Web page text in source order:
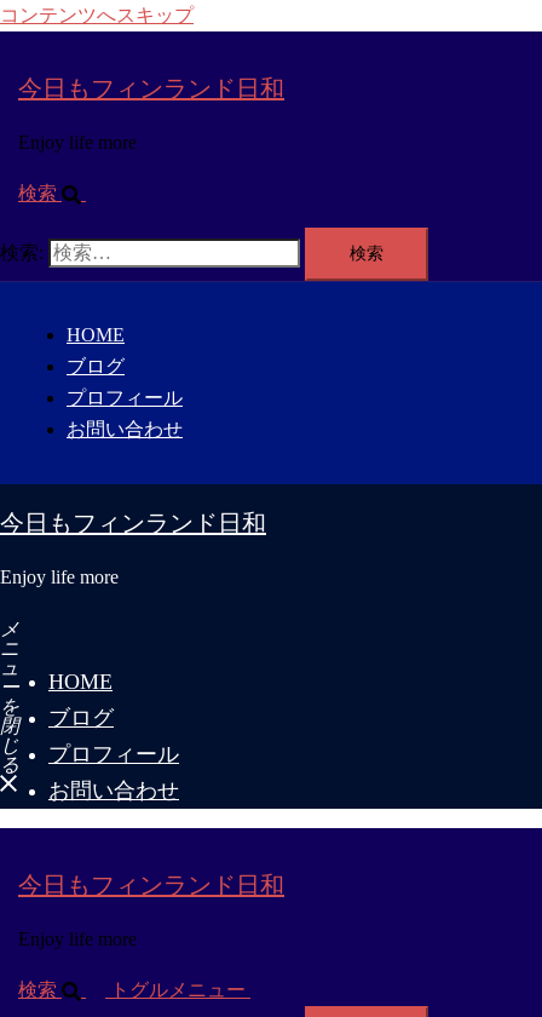
コンテンツへスキップ
今日もフィンランド日和
Enjoy life more
検索
検索:
HOME
ブログ
プロフィール
お問い合わせ
今日もフィンランド日和
Enjoy life more
メ
ニ
ュ
ー
を
閉
じ
る
HOME
ブログ
プロフィール
お問い合わせ
今日もフィンランド日和
Enjoy life more
検索
トグルメニュー